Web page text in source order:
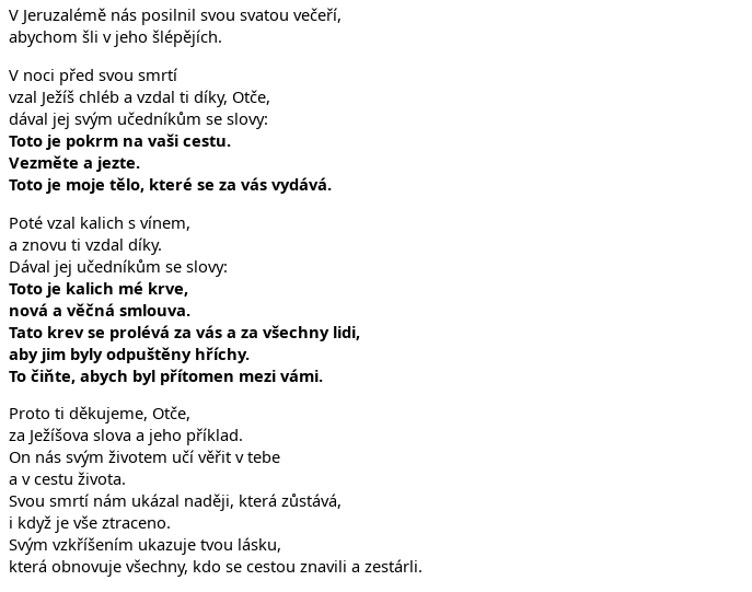
V Jeruzalémě nás posilnil svou svatou večeří,
abychom šli v jeho šlépějích.
V noci před svou smrtí
vzal Ježíš chléb a vzdal ti díky, Otče,
dával jej svým učedníkům se slovy:
Toto je pokrm na vaši cestu.
Vezměte a jezte.
Toto je moje tělo, které se za vás vydává.
Poté vzal kalich s vínem,
a znovu ti vzdal díky.
Dával jej učedníkům se slovy:
Toto je kalich mé krve,
nová a věčná smlouva.
Tato krev se prolévá za vás a za všechny lidi,
aby jim byly odpuštěny hříchy.
To čiňte, abych byl přítomen mezi vámi.
Proto ti děkujeme, Otče,
za Ježíšova slova a jeho příklad.
On nás svým životem učí věřit v tebe
a v cestu života.
Svou smrtí nám ukázal naději, která zůstává,
i když je vše ztraceno.
Svým vzkříšením ukazuje tvou lásku,
která obnovuje všechny, kdo se cestou znavili a zestárli.